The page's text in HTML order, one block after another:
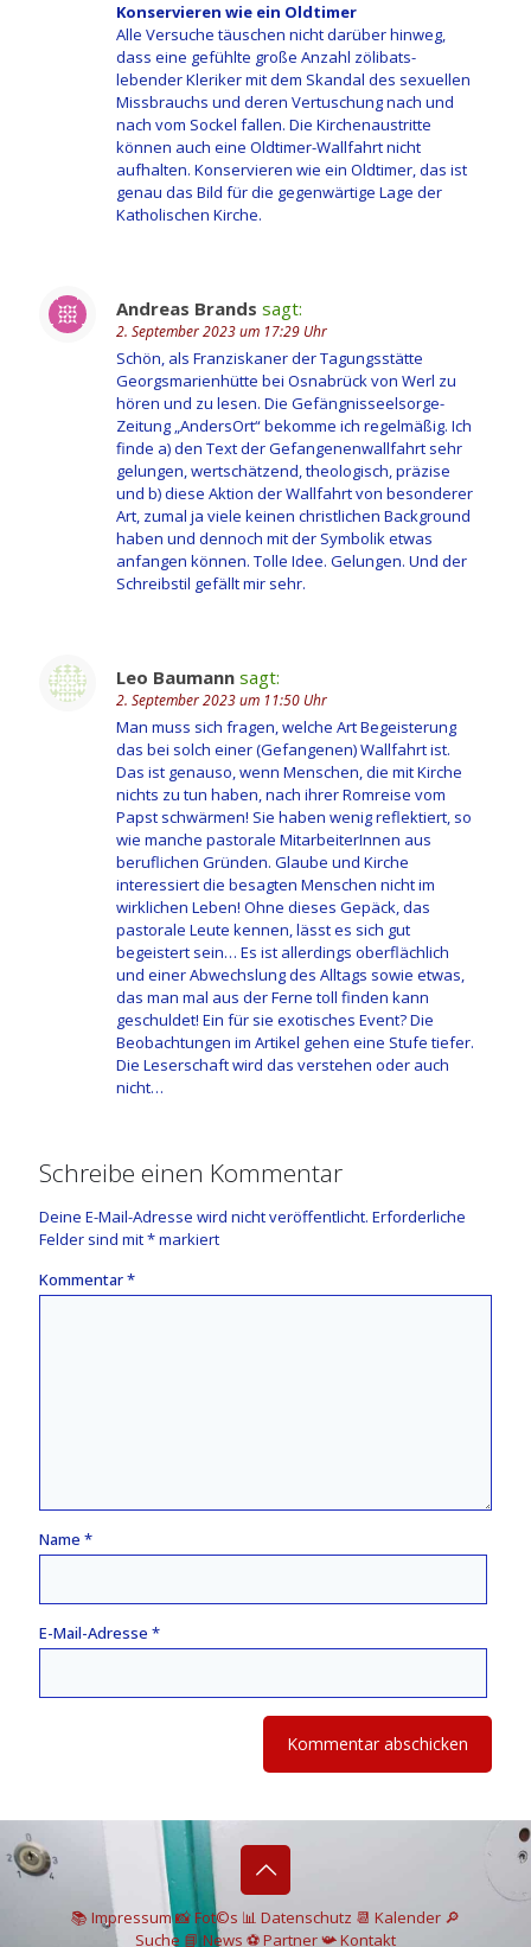
Konservieren wie ein Oldtimer
Alle Versuche täuschen nicht darüber hinweg,
dass eine gefühlte große Anzahl zölibats-
lebender Kleriker mit dem Skandal des sexuellen
Missbrauchs und deren Vertuschung nach und
nach vom Sockel fallen. Die Kirchenaustritte
können auch eine Oldtimer-Wallfahrt nicht
aufhalten. Konservieren wie ein Oldtimer, das ist
genau das Bild für die gegenwärtige Lage der
Katholischen Kirche.
Andreas Brands sagt:
2. September 2023 um 17:29 Uhr
Schön, als Franziskaner der Tagungsstätte
Georgsmarienhütte bei Osnabrück von Werl zu
hören und zu lesen. Die Gefängnisseelsorge-
Zeitung „AndersOrt“ bekomme ich regelmäßig. Ich
finde a) den Text der Gefangenenwallfahrt sehr
gelungen, wertschätzend, theologisch, präzise
und b) diese Aktion der Wallfahrt von besonderer
Art, zumal ja viele keinen christlichen Background
haben und dennoch mit der Symbolik etwas
anfangen können. Tolle Idee. Gelungen. Und der
Schreibstil gefällt mir sehr.
Leo Baumann sagt:
2. September 2023 um 11:50 Uhr
Man muss sich fragen, welche Art Begeisterung
das bei solch einer (Gefangenen) Wallfahrt ist.
Das ist genauso, wenn Menschen, die mit Kirche
nichts zu tun haben, nach ihrer Romreise vom
Papst schwärmen! Sie haben wenig reflektiert, so
wie manche pastorale MitarbeiterInnen aus
beruflichen Gründen. Glaube und Kirche
interessiert die besagten Menschen nicht im
wirklichen Leben! Ohne dieses Gepäck, das
pastorale Leute kennen, lässt es sich gut
begeistert sein… Es ist allerdings oberflächlich
und einer Abwechslung des Alltags sowie etwas,
das man mal aus der Ferne toll finden kann
geschuldet! Ein für sie exotisches Event? Die
Beobachtungen im Artikel gehen eine Stufe tiefer.
Die Leserschaft wird das verstehen oder auch
nicht…
Schreibe einen Kommentar
Deine E-Mail-Adresse wird nicht veröffentlicht. Erforderliche
Felder sind mit*markiert
Kommentar*
Name *
E-Mail-Adresse *
📚 Impressum📸Fot©s 📊 Datenschutz 📆 Kalender 🔎
Suche 📘 News ⚽Partner📯Kontakt